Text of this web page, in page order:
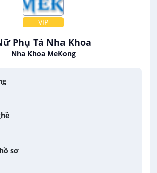
VIP
Phụ Tá Nha Khoa
Nha Khoa MeKong
sơ